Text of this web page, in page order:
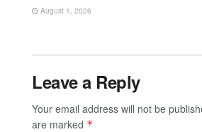
August 1, 2026
Leave a Reply
Your email address will not be
are marked *